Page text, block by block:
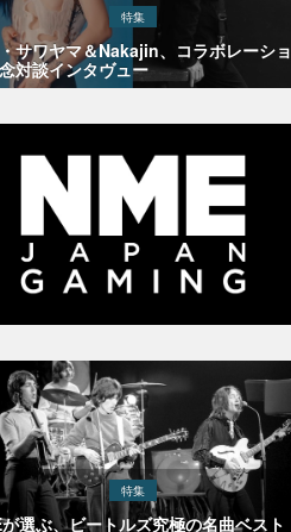
特集
サワヤマ＆Nakajin、コラボレーショ
対談インタヴュー
特集
選ぶ、ビートルズ究極の名曲ベスト